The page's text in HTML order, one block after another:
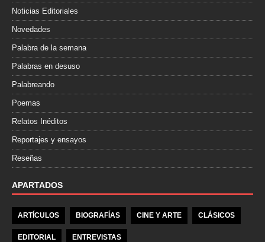
Noticias Editoriales
Novedades
Palabra de la semana
Palabras en desuso
Palabreando
Poemas
Relatos Inéditos
Reportajes y ensayos
Reseñas
APARTADOS
ARTÍCULOS BIOGRAFÍAS CINE Y ARTE CLÁSICOS
EDITORIAL ENTREVISTAS